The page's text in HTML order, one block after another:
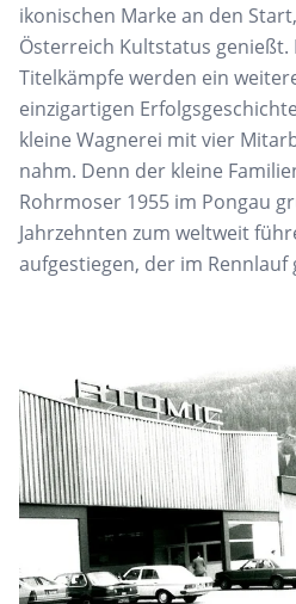
ikonischen Marke an den
Österreich Kultstatus genießt.
Titelkämpfe werden ein
einzigartigen
kleine Wagnerei mit vier
nahm. Denn der kleine
Rohrmoser 1955 im Pongau
Jahrzehnten zum weltweit
aufgestiegen, der im